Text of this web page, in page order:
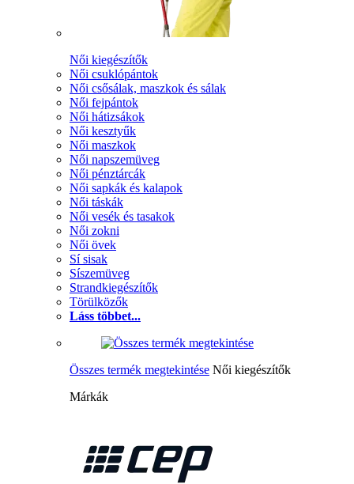
Női kiegészítők
Női csuklópántok
Női csősálak, maszkok és sálak
Női fejpántok
Női hátizsákok
Női kesztyűk
Női maszkok
Női napszemüveg
Női pénztárcák
Női sapkák és kalapok
Női táskák
Női vesék és tasakok
Női zokni
Női övek
Sí sisak
Síszemüveg
Strandkiegészítők
Törülközők
Láss többet...
Összes termék megtekintése Női kiegészítők
Márkák